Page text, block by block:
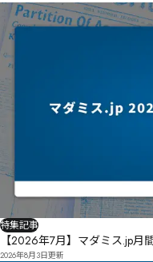
特集記事
【2026年7月】マダミス.jp月
2026年8月3日更新